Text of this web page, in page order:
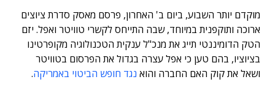
מוקדם יותר השבוע, ביום ב' האחרון, פרסם מאסק סדרת ציוצים
ארוכה ותוקפנית במיוחד, שבה התייחס לקשרי טוויטר ואפל. יזם
הטק הדומיננטי תייג את מנכ"ל ענקית הטכנולוגיה מקופרטינו
בציוציו, בהם טען כי אפל עצרה בגדול את הפרסום בטוויטר
ושאל את ​​קוק האם החברה והוא נגד חופש הביטוי באמריקה.